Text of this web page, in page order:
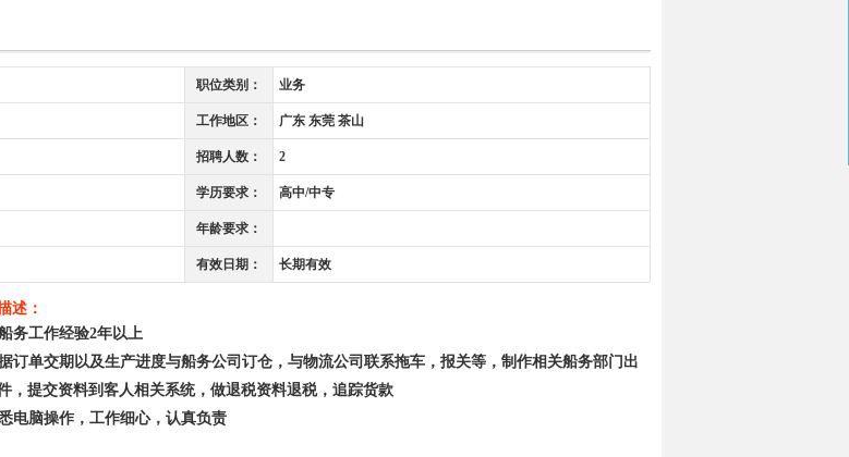
职位类别： 业务
工作地区： 广东 东莞 茶山
招聘人数： 2
学历要求： 高中/中专
年龄要求：
有效日期： 长期有效
述：
务工作经验2年以上
订单交期以及生产进度与船务公司订仓，与物流公司联系拖车，报关等，制作相关船务部门出
，提交资料到客人相关系统，做退税资料退税，追踪货款
电脑操作，工作细心，认真负责